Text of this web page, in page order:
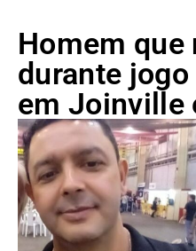
Homem que
durante jogo
em Joinville